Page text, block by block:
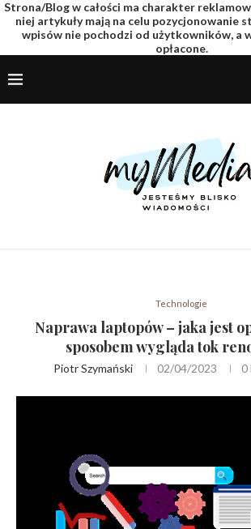
Strona/Blog w całości ma charakter
niej artykuły mają na celu pozycjonowanie
wpisów nie pochodzi od użytkowników, a
opłacone.
Technologie
Naprawa laptopów – jaka jest
sposobem wygląda tok
Piotr Szymański 02/04/2023 0